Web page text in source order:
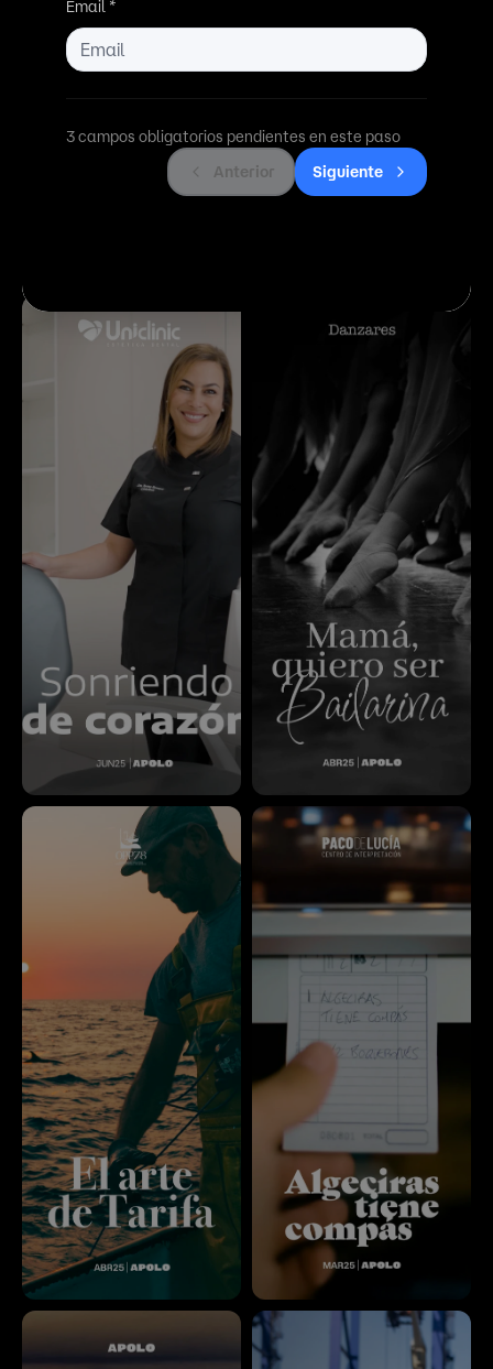
Catálogo completo